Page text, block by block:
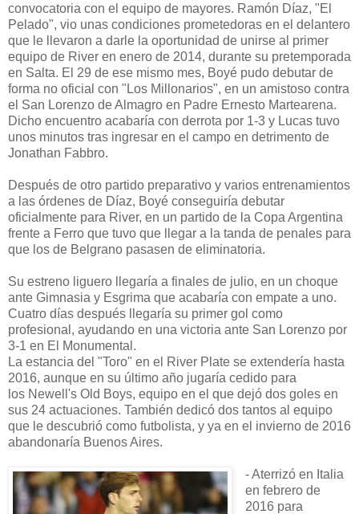
convocatoria con el equipo de mayores. Ramón Díaz, "El
Pelado", vio unas condiciones prometedoras en el delantero
que le llevaron a darle la oportunidad de unirse al primer
equipo de River en enero de 2014, durante su pretemporada
en Salta. El 29 de ese mismo mes, Boyé pudo debutar de
forma no oficial con "Los Millonarios", en un amistoso contra
el San Lorenzo de Almagro en Padre Ernesto Martearena.
Dicho encuentro acabaría con derrota por 1-3 y Lucas tuvo
unos minutos tras ingresar en el campo en detrimento de
Jonathan Fabbro.
Después de otro partido preparativo y varios entrenamientos
a las órdenes de Díaz, Boyé conseguiría debutar
oficialmente para River, en un partido de la Copa Argentina
frente a Ferro que tuvo que llegar a la tanda de penales para
que los de Belgrano pasasen de eliminatoria.
Su estreno liguero llegaría a finales de julio, en un choque
ante Gimnasia y Esgrima que acabaría con empate a uno.
Cuatro días después llegaría su primer gol como
profesional, ayudando en una victoria ante San Lorenzo por
3-1 en El Monumental.
La estancia del "Toro" en el River Plate se extendería hasta
2016, aunque en su último año jugaría cedido para
los Newell's Old Boys, equipo en el que dejó dos goles en
sus 24 actuaciones. También dedicó dos tantos al equipo
que le descubrió como futbolista, y ya en el invierno de 2016
abandonaría Buenos Aires.
- Aterrizó en Italia
en febrero de
2016 para